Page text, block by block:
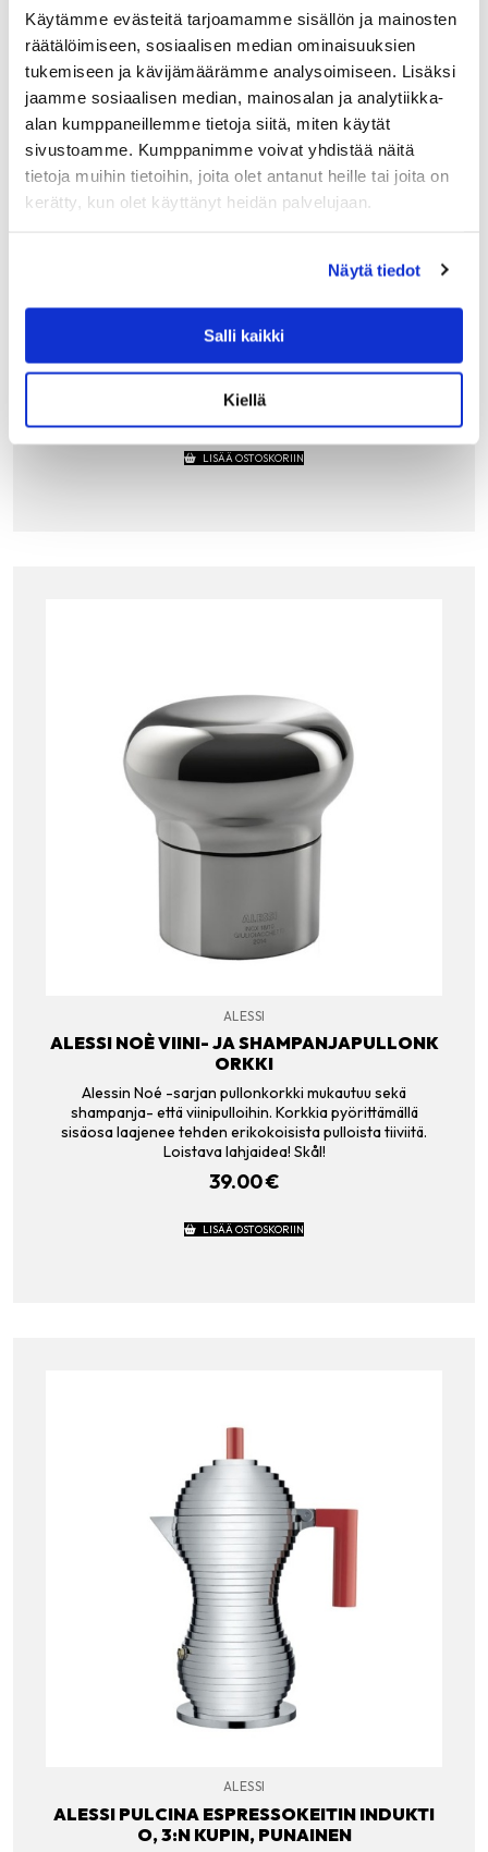
Käytämme evästeitä tarjoamamme sisällön ja mainosten
räätälöimiseen, sosiaalisen median ominaisuuksien
tukemiseen ja kävijämäärämme analysoimiseen. Lisäksi
jaamme sosiaalisen median, mainosalan ja analytiikka-
alan kumppaneillemme tietoja siitä, miten käytät
sivustoamme. Kumppanimme voivat yhdistää näitä
tietoja muihin tietoihin, joita olet antanut heille tai joita on
kerätty, kun olet käyttänyt heidän palvelujaan.
Näytä tiedot
Salli kaikki
Kiellä
ALESSI MG32 B, VIHELTÄVÄ VEDENKEITIN TE
RÄS, MUSTA
Alessin vedenkeitin on klassikko, jonka nokassa oleva pilli
viheltää veden kiehuessa.
320.00
LISÄÄ OSTOSKORIIN
ALESSI
ALESSI NOÈ VIINI- JA SHAMPANJAPULLONK
ORKKI
Alessin Noé -sarjan pullonkorkki mukautuu sekä
shampanja- että viinipulloihin. Korkkia pyörittämällä
sisäosa laajenee tehden erikokoisista pulloista tiiviitä.
Loistava lahjaidea! Skål!
39.00€
LISÄÄ OSTOSKORIIN
ALESSI
ALESSI PULCINA ESPRESSOKEITIN INDUKTI
O, 3:N KUPIN, PUNAINEN